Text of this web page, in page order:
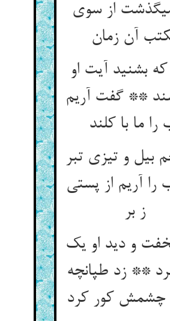
از سوی
آن زمان‏
بشنید آیت او
** گفت آریم
را ما با کلند
بیل و تیزی تبر
آریم از پستی
ز بر
و دید او یک
** زد طپانچه
چشمش کور کرد